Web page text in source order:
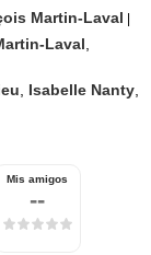
Martin-Laval |
Laval
Isabelle Nanty
Mis amigos
--